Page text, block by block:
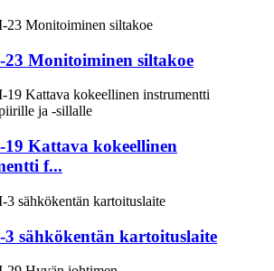
Monitoiminen siltakoe
Kattava kokeellinen
f...
sähkökentän kartoituslaite